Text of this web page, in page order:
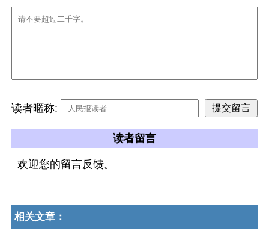
读者暱称:
读者留言
欢迎您的留言反馈。
相关文章：